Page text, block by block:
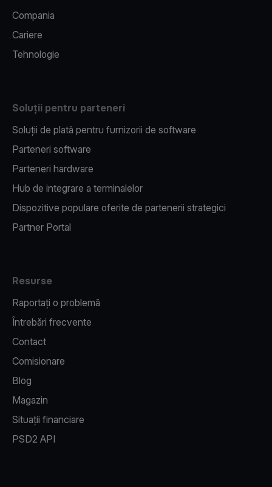
Compania
Cariere
Tehnologie
Soluții pentru parteneri
Soluții de plată pentru furnizorii de software
Parteneri software
Parteneri hardware
Hub de integrare a terminalelor
Dispozitive populare oferite de partenerii strategici
Partner Portal
Resurse
Raportați o problemă
Întrebări frecvente
Contact
Comisionare
Blog
Magazin
Situații financiare
PSD2 API